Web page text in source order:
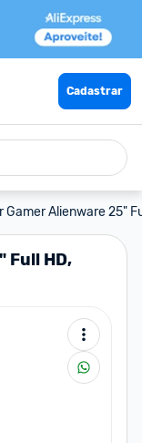
Cadastrar
Gamer Alienware 25"
Full HD,